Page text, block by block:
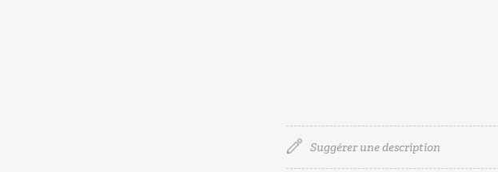
Suggérer une description